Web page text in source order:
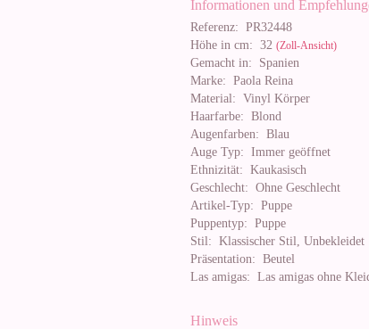
Informationen und
Referenz: PR32448
Höhe in cm: 32 (Zoll-Ansicht)
Gemacht in: Spanien
Marke: Paola Reina
Material: Vinyl Körper
Haarfarbe: Blond
Augenfarben: Blau
Auge Typ: Immer geöffnet
Ethnizität: Kaukasisch
Geschlecht: Ohne Geschlecht
Artikel-Typ: Puppe
Puppentyp: Puppe
Stil: Klassischer Stil, Unbekleidet
Präsentation: Beutel
Las amigas: Las amigas ohne
Hinweis